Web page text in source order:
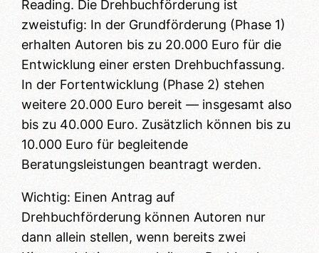
Reading. Die Drehbuchförderung ist
zweistufig: In der Grundförderung (Phase 1)
erhalten Autoren bis zu 20.000 Euro für die
Entwicklung einer ersten Drehbuchfassung.
In der Fortentwicklung (Phase 2) stehen
weitere 20.000 Euro bereit — insgesamt also
bis zu 40.000 Euro. Zusätzlich können bis zu
10.000 Euro für begleitende
Beratungsleistungen beantragt werden.
Wichtig: Einen Antrag auf
Drehbuchförderung können Autoren nur
dann allein stellen, wenn bereits zwei